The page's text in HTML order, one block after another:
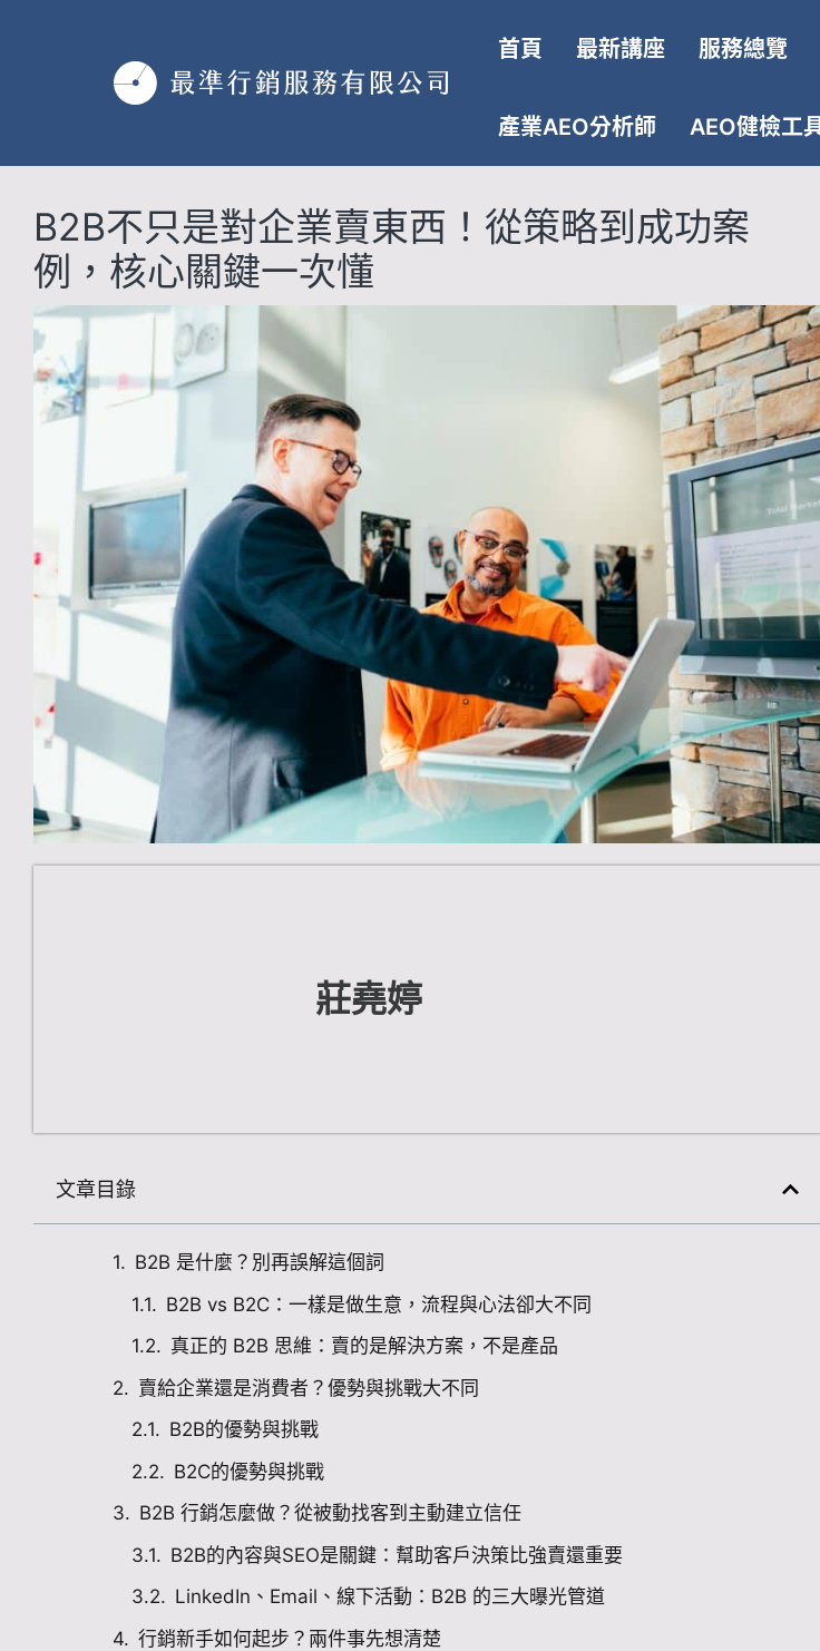
首頁 最新講座 服務總覽
產業AEO分析師 AEO健檢工
B2B不只是對企業賣東西！從策略到成功案
例，核心關鍵一次懂
莊堯婷
文章目錄
B2B 是什麼？別再誤解這個詞
B2B vs B2C：一樣是做生意，流程與心法卻大不同
真正的 B2B 思維：賣的是解決方案，不是產品
賣給企業還是消費者？優勢與挑戰大不同
B2B的優勢與挑戰
B2C的優勢與挑戰
B2B 行銷怎麼做？從被動找客到主動建立信任
B2B的內容與SEO是關鍵：幫助客戶決策比強賣還重要
LinkedIn、Email、線下活動：B2B 的三大曝光管道
行銷新手如何起步？兩件事先想清楚